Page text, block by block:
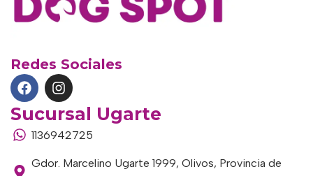
Redes Sociales
Sucursal Ugarte
1136942725
Gdor. Marcelino Ugarte 1999, Olivos, Provincia de